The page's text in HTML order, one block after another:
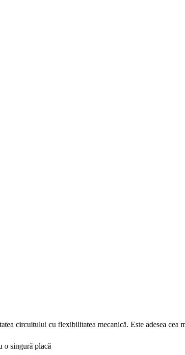
circuitului cu flexibilitatea mecanică. Este adesea
o singură placă